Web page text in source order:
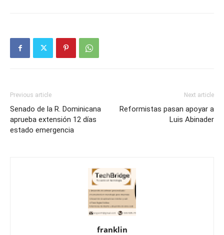
Previous article
Senado de la R. Dominicana
aprueba extensión 12 días
estado emergencia
Next article
Reformistas pasan apoyar a
Luis Abinader
franklin